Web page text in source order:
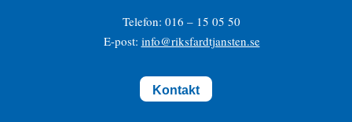
Telefon: 016 – 15 05 50
E-post: info@riksfardtjansten.se
Kontakt